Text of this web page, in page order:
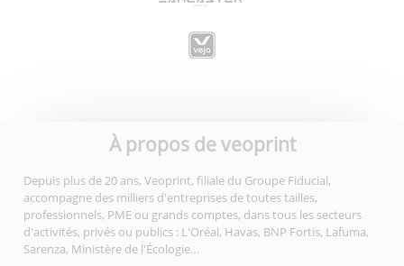
À propos de veoprint
Depuis plus de 20 ans, Veoprint, filiale du Groupe Fiducial,
accompagne des milliers d'entreprises de toutes tailles,
professionnels, PME ou grands comptes, dans tous les secteurs
d'activités, privés ou publics : L'Oréal, Havas, BNP Fortis, Lafuma,
Sarenza, Ministère de l'Écologie…